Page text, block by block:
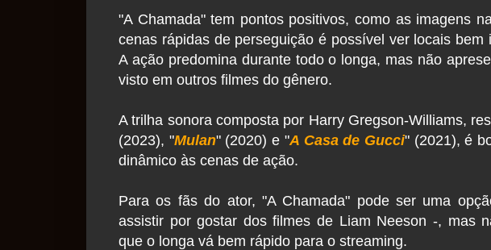
"A Chamada" tem pontos positivos, como as imagens
cenas rápidas de perseguição é possível ver locais bem
A ação predomina durante todo o longa, mas não
visto em outros filmes do gênero.
A trilha sonora composta por Harry Gregson-Williams,
(2023), "Mulan" (2020) e "A Casa de Gucci" (2021), é
dinâmico às cenas de ação.
Para os fãs do ator, "A Chamada" pode ser uma
assistir por gostar dos filmes de Liam Neeson -, mas
que o longa vá bem rápido para o streaming.